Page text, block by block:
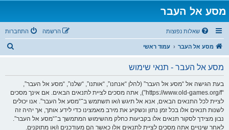
מסע אל העבר
שאלות נפוצות התחברות הרשמה
מסע אל העבר עמוד ראשי
מסע אל העבר - תנאי שימוש
בעת הגישה אל “מסע אל העבר” (להלן “אנחנו”, “אותנו”, “שלנו”, “מסע אל העבר”,
“https://www.old-games.org/f”), אתה מסכים לציית לתנאים הבאים. אם אינך מסכים
לציית לכל התנאים הבאים, אנא אל תיגש ו/או תשתמש ב־“מסע אל העבר”. אנו יכולים
לשנות תנאים אלו בכל זמן נתון ונשקיע את מירב מאמצינו כדי לידע אותך, אך יהיה זה
נבון מצידך לסקור תנאים אלו בקביעות כחלק מהשימוש המתמשך ב־“מסע אל העבר”.
לאחר שינויים אתה מסכים לציית לתנאים אלו כאשר הם מעודכנים ו/או מתוקנים.